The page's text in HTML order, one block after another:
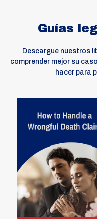
Guías
Descargue nuestros
comprender mejor su
hacer para